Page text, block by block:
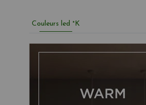
Couleurs led °K